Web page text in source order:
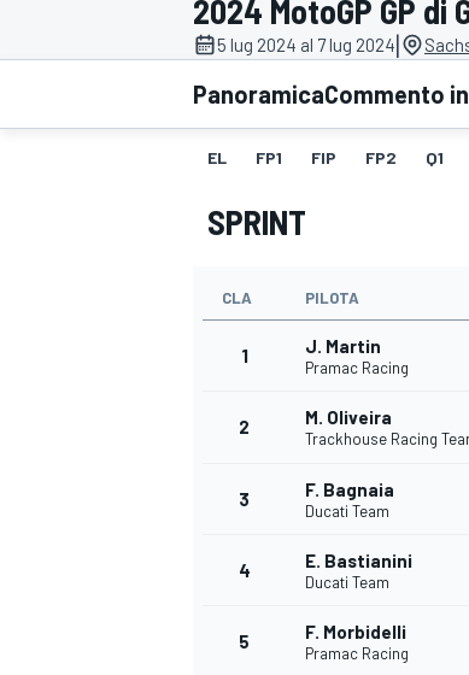
MOTOGP
WRC
2024 MotoGP GP di
5 lug 2024 al 7 lug 2024|
PanoramicaCommento
EL FP1 FIP FP2 Q1
SPRINT
CLA PILOTA
1 J. Martin
Pramac Racing
2 M. Oliveira
Trackhouse Racing
3 F. Bagnaia
Ducati Team
4 E. Bastianini
Ducati Team
5 F. Morbidelli
Pramac Racing